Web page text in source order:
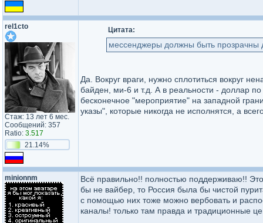
rel1cto
Стаж: 13 лет 6 мес.
Сообщений: 357
Ratio: 3.517
21.14%
Цитата:
мессенджеры должны быть прозрачны
Да. Вокруг враги, нужно сплотиться вокруг
байден, ми-6 и т.д. А в реальности - доллар
бесконечное "мероприятие" на западной
указы", которые никогда не исполнятся, а
minionnm
Всё правильно!! полностью поддерживаю!!
бы не вайбер, то Россия была бы чистой
с помощью них тоже можно вербовать и
каналы! только там правда и традиционные